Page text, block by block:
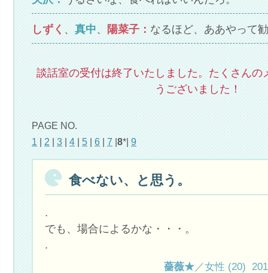
しずく 、 真中、 陽菜子： なるほど、ああやって
談話室の受付は終了いたしました。たくさんの
うございました！
PAGE NO.
1
2 3 4 5 6 7 8*| 9
食べない、と思う。
.
でも、場合によるかな・・・。
.
薔薇★／女性 (20)